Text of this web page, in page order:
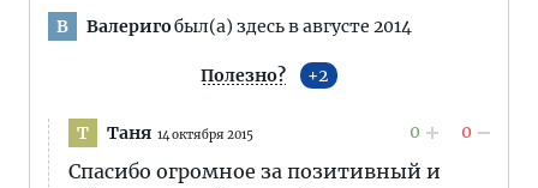
В Валеригобыл(а) здесь в августе 2014
Полезно? 2
Т Таня 14 октября 2015 0 0
Спасибо огромное за позитивный и